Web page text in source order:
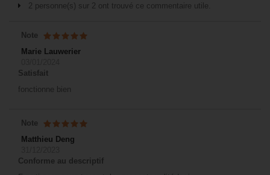
2 personne(s) sur 2 ont trouvé ce commentaire utile.
Note
Marie Lauwerier
Satisfait
fonctionne bien
Note
Matthieu Deng
Conforme au descriptif